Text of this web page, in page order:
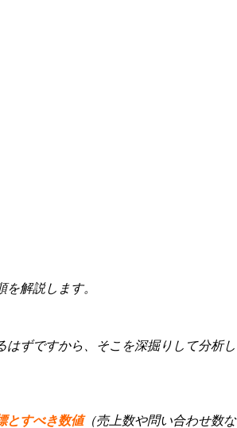
解説します。
ずですから、そこを深掘りして分析し
とすべき数値（売上数や問い合わせ数な